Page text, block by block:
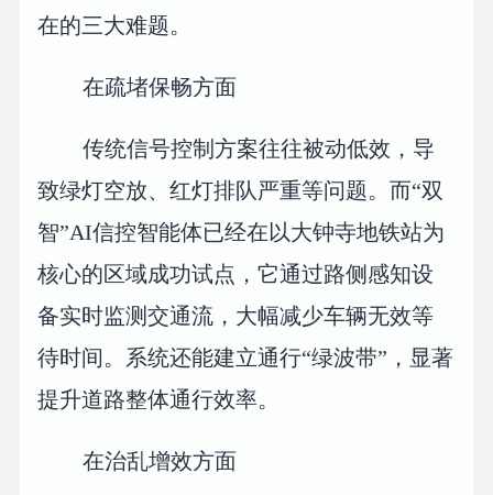
在的三大难题。
在疏堵保畅方面
传统信号控制方案往往被动低效，导
致绿灯空放、红灯排队严重等问题。而“双
智”AI信控智能体已经在以大钟寺地铁站为
核心的区域成功试点，它通过路侧感知设
备实时监测交通流，大幅减少车辆无效等
待时间。系统还能建立通行“绿波带”，显著
提升道路整体通行效率。
在治乱增效方面